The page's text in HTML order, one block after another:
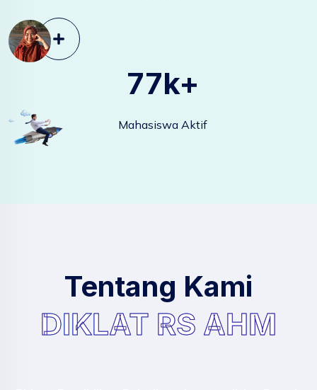
92k+
Mahasiswa Aktif
Tentang Kami
DIKLAT RS AHM